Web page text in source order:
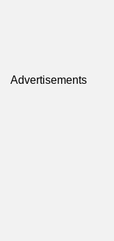
Advertisements